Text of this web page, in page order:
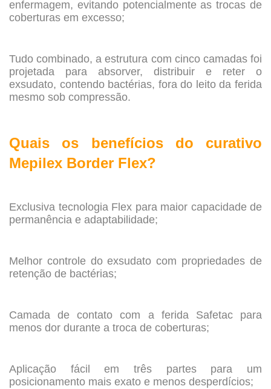
enfermagem, evitando potencialmente as trocas de
coberturas em excesso;
Tudo combinado, a estrutura com cinco camadas foi
projetada para absorver, distribuir e reter o
exsudato, contendo bactérias, fora do leito da ferida
mesmo sob compressão.
Quais os benefícios do curativo
Mepilex Border Flex?
Exclusiva tecnologia Flex para maior capacidade de
permanência e adaptabilidade;
Melhor controle do exsudato com propriedades de
retenção de bactérias;
Camada de contato com a ferida Safetac para
menos dor durante a troca de coberturas;
Aplicação fácil em três partes para um
posicionamento mais exato e menos desperdícios;